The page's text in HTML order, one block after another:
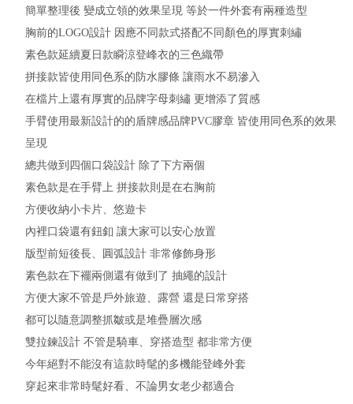
簡單整理後 變成立領的效果呈現 等於一件外套有兩種造型
胸前的LOGO設計 因應不同款式搭配不同顏色的厚實刺繡
素色款延續夏日款瞬涼登峰衣的三色織帶
拼接款皆使用同色系的防水膠條 讓雨水不易滲入
在檔片上還有厚實的品牌字母刺繡 更增添了質感
手臂使用最新設計的的盾牌感品牌PVC膠章 皆使用同色系的效果
呈現
總共做到四個口袋設計 除了下方兩個
素色款是在手臂上 拼接款則是在右胸前
方便收納小卡片、悠遊卡
內裡口袋還有鈕釦 讓大家可以安心放置
版型前短後長、圓弧設計 非常修飾身形
素色款在下襬兩側還有做到了 抽繩的設計
方便大家不管是戶外旅遊、露營 還是日常穿搭
都可以隨意調整抓皺或是堆疊層次感
雙拉鍊設計 不管是騎車、穿搭造型 都非常方便
今年絕對不能沒有這款時髦的多機能登峰外套
穿起來非常時髦好看、不論男女老少都適合